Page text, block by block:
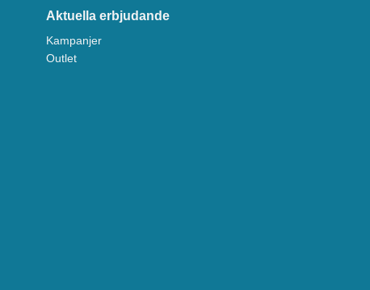
Aktuella erbjudande
Kampanjer
Outlet